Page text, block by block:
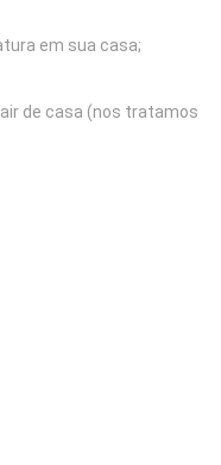
em sua casa;
de casa (nos tratamos